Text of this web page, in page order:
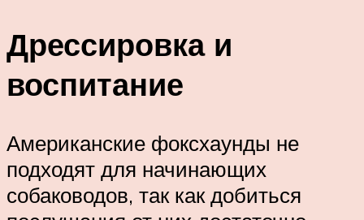
Дрессировка и
воспитание
Американские фоксхаунды не
подходят для начинающих
собаководов, так как добиться